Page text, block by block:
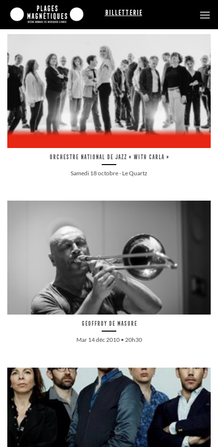
Passer
contenu
Billetterie
Orchestre National de Jazz « With Carla »
Samedi 18 octobre - Le Quartz
Geoffroy De Masure
Mar 14 déc 2010 • 20h30